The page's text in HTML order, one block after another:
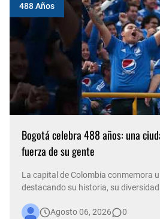
488 Años
Bogotá celebra 488 años: una
fuerza de su gente
La capital de Colombia conmemora
destacando su historia, su
construyen cada día una ciudad más
Agosto 06, 2026 0